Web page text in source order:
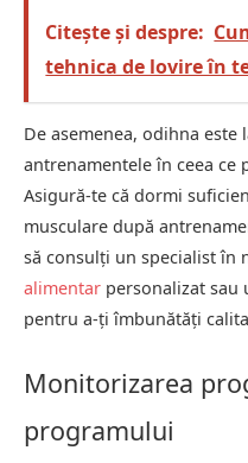
Citește și despre:
tehnica de lovire în
De asemenea, odihna
antrenamentele în ceea ce
Asigură-te că dormi
musculare după
să consulți un specialist în
alimentar personalizat sau
pentru a-ți îmbunătăți
Monitorizarea
programului